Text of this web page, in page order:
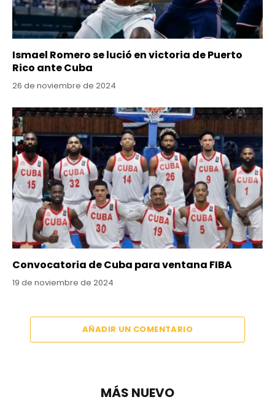
Ismael Romero se lució en victoria de Puerto
Rico ante Cuba
26 de noviembre de 2024
Convocatoria de Cuba para ventana FIBA
19 de noviembre de 2024
AÑADIR UN COMENTARIO
MÁS NUEVO